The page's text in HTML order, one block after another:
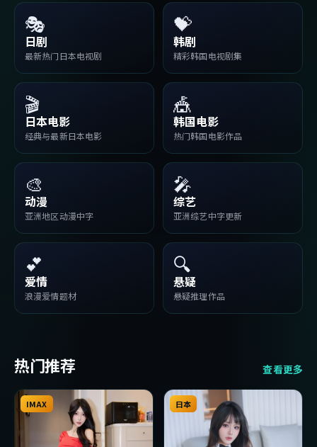
🎭
日剧
最新热门日本电视剧
💝
韩剧
精彩韩国电视剧集
🎬
日本电影
经典与最新日本电影
🎪
韩国电影
热门韩国电影作品
🎨
动漫
亚洲地区动漫中字
🎤
综艺
亚洲综艺中字更新
💕
爱情
浪漫爱情题材
🔍
悬疑
悬疑推理作品
热门推荐 查看更多
IMAX 日本